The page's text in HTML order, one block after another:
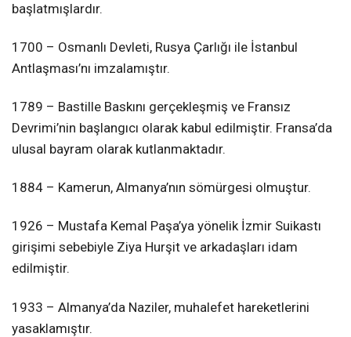
başlatmışlardır.
1700 – Osmanlı Devleti, Rusya Çarlığı ile İstanbul
Antlaşması’nı imzalamıştır.
1789 – Bastille Baskını gerçekleşmiş ve Fransız
Devrimi’nin başlangıcı olarak kabul edilmiştir. Fransa’da
ulusal bayram olarak kutlanmaktadır.
1884 – Kamerun, Almanya’nın sömürgesi olmuştur.
1926 – Mustafa Kemal Paşa’ya yönelik İzmir Suikastı
girişimi sebebiyle Ziya Hurşit ve arkadaşları idam
edilmiştir.
1933 – Almanya’da Naziler, muhalefet hareketlerini
yasaklamıştır.